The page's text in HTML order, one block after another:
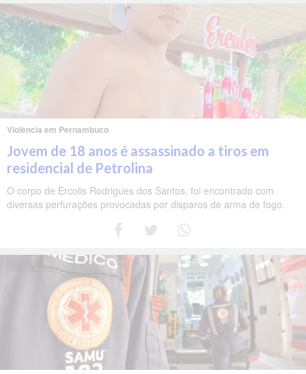
Violência em Pernambuco
Jovem de 18 anos é assassinado a tiros em
residencial de Petrolina
O corpo de Ercolis Rodrigues dos Santos, foi encontrado com
diversas perfurações provocadas por disparos de arma de fogo.